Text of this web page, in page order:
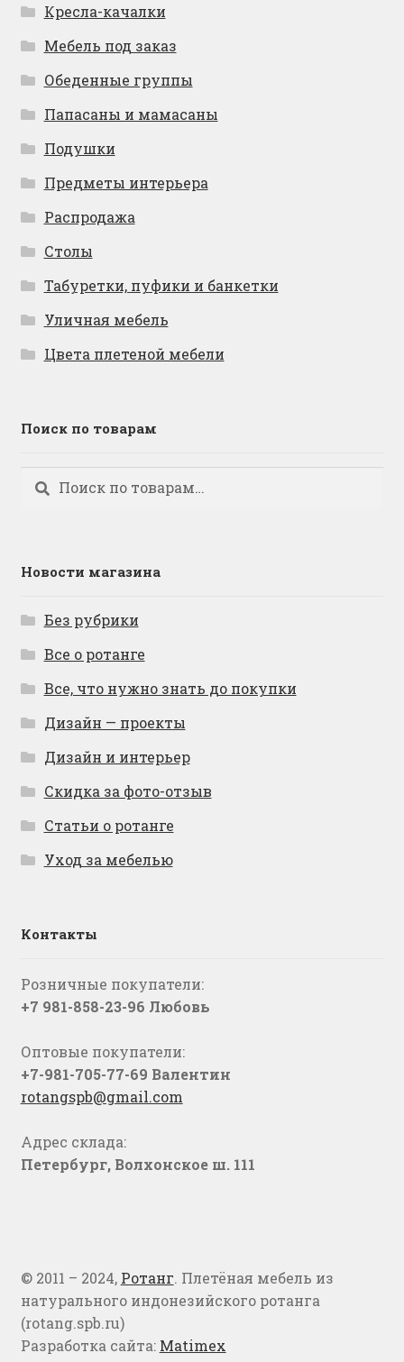
Кресла-качалки
Мебель под заказ
Обеденные группы
Папасаны и мамасаны
Подушки
Предметы интерьера
Распродажа
Столы
Табуретки, пуфики и банкетки
Уличная мебель
Цвета плетеной мебели
Поиск по товарам
Искать:
Поиск
Новости магазина
Без рубрики
Все о ротанге
Все, что нужно знать до покупки
Дизайн — проекты
Дизайн и интерьер
Скидка за фото-отзыв
Статьи о ротанге
Уход за мебелью
Контакты
Розничные покупатели:
+7 981-858-23-96 Любовь
Оптовые покупатели:
+7-981-705-77-69 Валентин
rotangspb@gmail.com
Адрес склада:
Петербург, Волхонское ш. 111
© 2011 – 2024, Ротанг. Плетёная мебель из
натурального индонезийского ротанга
(rotang.spb.ru)
Разработка сайта: Matimex